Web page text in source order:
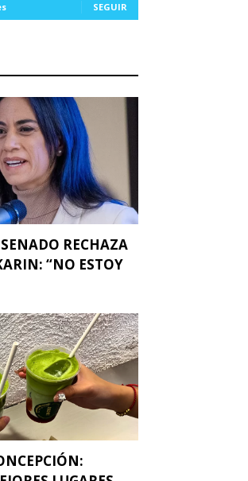
SEGUIR
RECHAZA
“NO ESTOY